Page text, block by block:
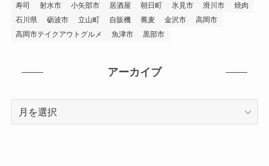
寿司
射水市 小矢部市 居酒屋 朝日町 氷見市 滑川市
焼肉
石川県
砺波市 立山町 自販機 蕎麦 金沢市
高岡市
高岡市テイクアウトグルメ
魚津市 黒部市
アーカイブ